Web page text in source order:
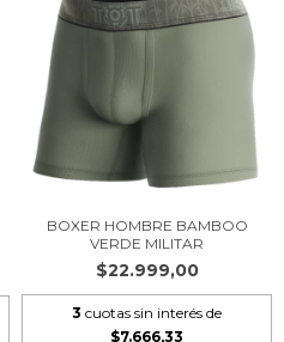
BOXER HOMBRE BAMBOO
VERDE MILITAR
$22.999,00
3 cuotas sin interés de
$7.666,33